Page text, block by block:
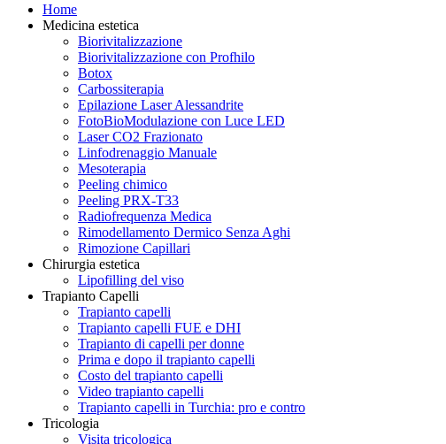
Home
Medicina estetica
Biorivitalizzazione
Biorivitalizzazione con Profhilo
Botox
Carbossiterapia
Epilazione Laser Alessandrite
FotoBioModulazione con Luce LED
Laser CO2 Frazionato
Linfodrenaggio Manuale
Mesoterapia
Peeling chimico
Peeling PRX-T33
Radiofrequenza Medica
Rimodellamento Dermico Senza Aghi
Rimozione Capillari
Chirurgia estetica
Lipofilling del viso
Trapianto Capelli
Trapianto capelli
Trapianto capelli FUE e DHI
Trapianto di capelli per donne
Prima e dopo il trapianto capelli
Costo del trapianto capelli
Video trapianto capelli
Trapianto capelli in Turchia: pro e contro
Tricologia
Visita tricologica